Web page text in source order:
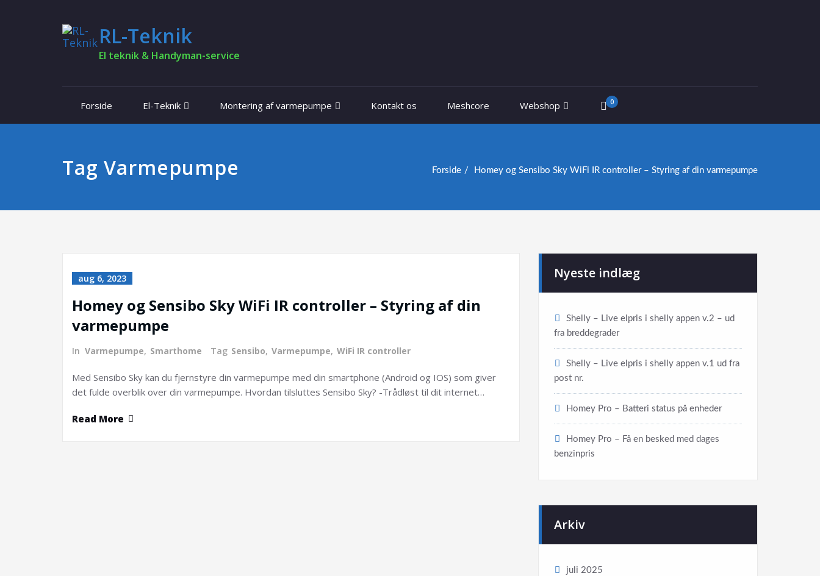
RL-Teknik
El teknik & Handyman-service
Forside El-Teknik Montering af varmepumpe Kontakt os Meshcore Webshop 0
Tag Varmepumpe Forside Homey og Sensibo Sky WiFi IR controller – Styring af din varmepumpe
aug 6, 2023
Homey og Sensibo Sky WiFi IR controller – Styring af din
varmepumpe
In Varmepumpe, Smarthome Tag Sensibo, Varmepumpe, WiFi IR controller
Med Sensibo Sky kan du fjernstyre din varmepumpe med din smartphone (Android og IOS) som giver
det fulde overblik over din varmepumpe. Hvordan tilsluttes Sensibo Sky? -Trådløst til dit internet…
Read More
Nyeste indlæg
Shelly – Live elpris i shelly appen v.2 – ud
fra breddegrader
Shelly – Live elpris i shelly appen v.1 ud fra
post nr.
Homey Pro – Batteri status på enheder
Homey Pro – Få en besked med dages
benzinpris
Arkiv
juli 2025